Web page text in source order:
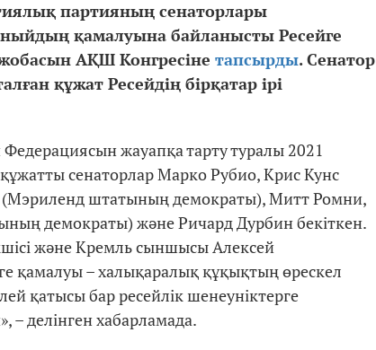
партияның сенаторлары
дың қамалуына байланысты Ресейге
АҚШ Конгресіне тапсырды.Сенатор
құжат Ресейдің бірқатар ірі
Федерациясын жауапқа тарту туралы 2021
сенаторлар Марко Рубио, Крис Кунс
(Мэриленд штатының демократы), Митт Ромни,
демократы) және Ричард Дурбин бекіткен.
және Кремль сыншысы Алексей
қамалуы – халықаралық құқықтың өрескел
қатысы бар ресейлік шенеуніктерге
– делінген хабарламада.